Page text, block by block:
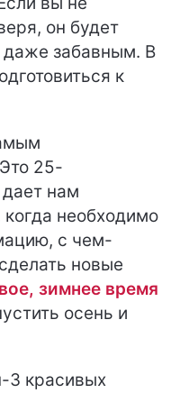
он будет
даже забавным. В
к
25-
нам
необходимо
с чем-
новые
зимнее время
осень и
3 красивых